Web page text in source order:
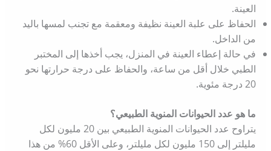
العينة.
الحفاظ على علبة العينة نظيفة ومعقمة مع تجنب لمسها باليد
من الداخل.
في حالة إعطاء العينة في المنزل، يجب أخذها إلى المختبر
الطبي خلال أقل من ساعة، والحفاظ على درجة حرارتها نحو
20 درجة مئوية.
ما هو عدد الحيوانات المنوية الطبيعي؟
يتراوح عدد الحيوانات المنوية الطبيعي بين 20 مليون لكل
مليلتر إلى 150 مليون لكل مليلتر، وعلى الأقل 60% من هذا